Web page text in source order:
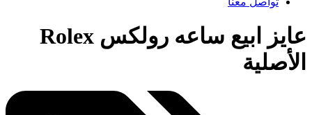
عايز ابيع ساعه رولكس Rolex
الأصلية